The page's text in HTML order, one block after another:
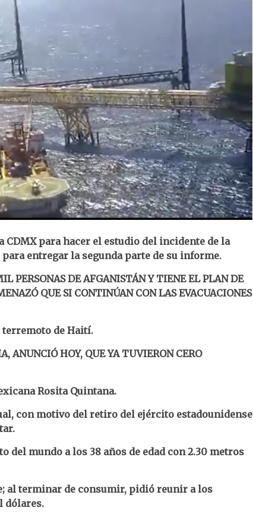
para hacer el estudio del incidente de la
entregar la segunda parte de su informe.
PERSONAS DE AFGANISTÁN Y TIENE EL PLAN DE
QUE SI CONTINÚAN CON LAS EVACUACIONES
terremoto de Haití.
ANUNCIÓ HOY, QUE YA TUVIERON CERO
Rosita Quintana.
con motivo del retiro del ejército estadounidense
del mundo a los 38 años de edad con 2.30 metros
al terminar de consumir, pidió reunir a los
dólares.